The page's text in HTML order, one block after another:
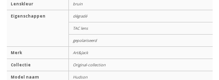
Lenskleur bruin
Eigenschappen dégradé
TAC lens
gepolariseerd
Merk Art&Jack
Collectie Original-collection
Model naam Hudson